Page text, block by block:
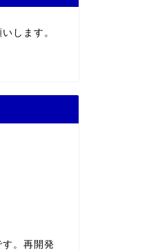
します。
。再開発